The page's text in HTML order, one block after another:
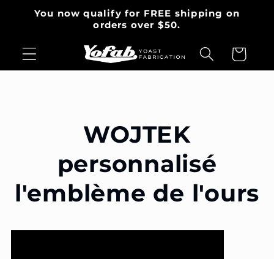
passer
You now qualify for FREE shipping on
orders over $50.
Panier
WOJTEK
personnalisé
l'emblème de l'ours